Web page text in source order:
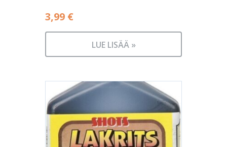
3,99 €
LUE LISÄÄ »